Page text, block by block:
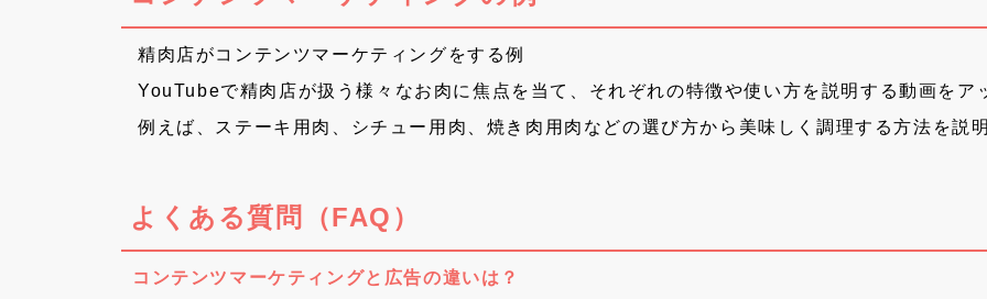
精肉店がコンテンツマーケティングをする例
YouTubeで精肉店が扱う様々なお肉に焦点を当て、それぞれの特徴や使い方を説明する動画をア
例えば、ステーキ用肉、シチュー用肉、焼き肉用肉などの選び方から美味しく調理する方法を説
よくある質問（FAQ）
コンテンツマーケティングと広告の違いは？